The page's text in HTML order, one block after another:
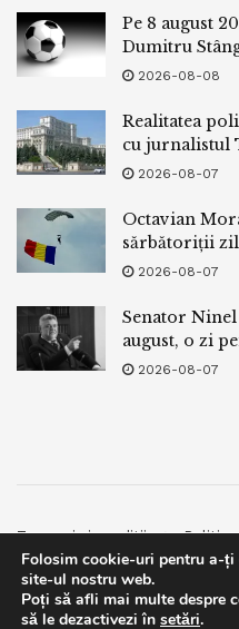
Pe 8 august
Dumitru
2026-08-08
Realitatea
cu jurnalistul
2026-08-07
Octavian
sărbătoriții
2026-08-07
Senator Ninel
august, o zi
2026-08-07
Termeni si conditii
Facebook
Contact
© 2019bpnews- Business &
Folosim cookie-uri pentru a-ți
site-ul nostru web.
Poți să afli mai multe despre
să le dezactivezi în setări.
This website uses GDPR